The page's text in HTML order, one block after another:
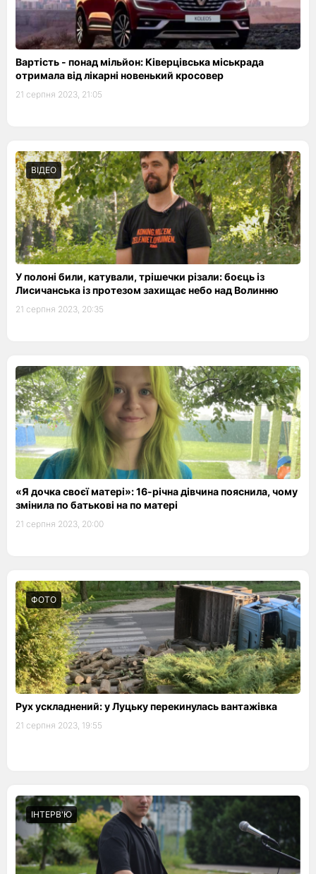
Вартість - понад мільйон: Ківерцівська міськрада
отримала від лікарні новенький кросовер
21 серпня 2023, 21:05
ВІДЕО
У полоні били, катували, трішечки різали: боєць із
Лисичанська із протезом захищає небо над Волинню
21 серпня 2023, 20:35
«Я дочка своєї матері»: 16-річна дівчина пояснила, чому
змінила по батькові на по матері
21 серпня 2023, 20:00
ФОТО
Рух ускладнений: у Луцьку перекинулась вантажівка
21 серпня 2023, 19:55
ІНТЕРВ'Ю